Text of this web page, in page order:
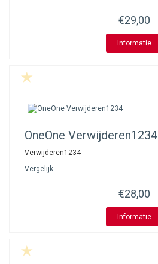
€29,00
Informatie
OneOne Verwijderen1234
Verwijderen1234
Vergelijk
€28,00
Informatie